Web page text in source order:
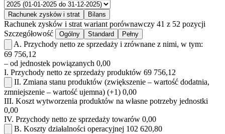
Rachunek zysków i strat Bilans
Rachunek zysków i strat wariant porównawczy 41 z 52 pozycji
Szczegółowość
Ogólny Standard Pełny
A. Przychody netto ze sprzedaży i zrównane z nimi, w tym:
69 756,12
– od jednostek powiązanych 0,00
I. Przychody netto ze sprzedaży produktów 69 756,12
II. Zmiana stanu produktów (zwiększenie – wartość dodatnia,
zmniejszenie – wartość ujemna) (+1) 0,00
III. Koszt wytworzenia produktów na własne potrzeby jednostki
0,00
IV. Przychody netto ze sprzedaży towarów 0,00
B. Koszty działalności operacyjnej 102 620,80